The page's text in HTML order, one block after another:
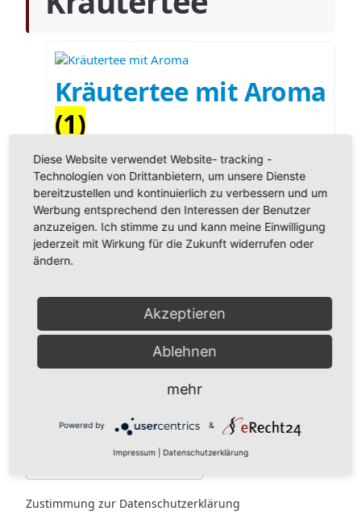
Kräutertee mit Aroma
(1)
Kräutertee ohne
Aroma(5)
Melde Sie sich für unseren Newsletter an
Zustimmung zur Datenschutzerklärung
Diese Website verwendet Website- tracking -
Technologien von Drittanbietern, um unsere Dienste
bereitzustellen und kontinuierlich zu verbessern und um
Werbung entsprechend den Interessen der Benutzer
anzuzeigen. Ich stimme zu und kann meine Einwilligung
jederzeit mit Wirkung für die Zukunft widerrufen oder
ändern.
Akzeptieren
Ablehnen
mehr
Powered by &
Impressum Datenschutzerklärung